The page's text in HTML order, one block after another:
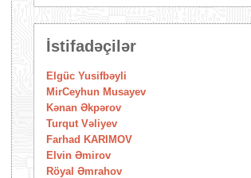
İstifadəçilər
Elgüc Yusifbəyli
MirCeyhun Musayev
Kənan Əkpərov
Turqut Vəliyev
Farhad KARIMOV
Elvin Əmirov
Röyal Əmrahov